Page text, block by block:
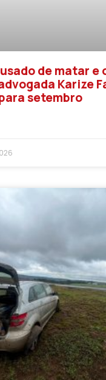
de matar e
Karize
setembro